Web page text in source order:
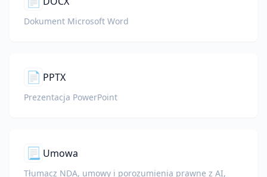
Dokument Microsoft Word
📄 PPTX
Prezentacja PowerPoint
📃 Umowa
Tłumacz NDA, umowy i porozumienia prawne z AI,